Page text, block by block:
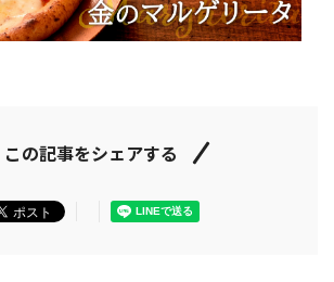
この記事をシェアする